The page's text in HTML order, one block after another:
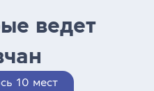
ведет
10 мест